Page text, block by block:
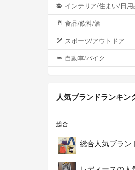
インテリア/住まい/日用
食品/飲料/酒
スポーツ/アウトドア
自動車/バイク
人気ブランドランキン
総合
総合人気ブラン